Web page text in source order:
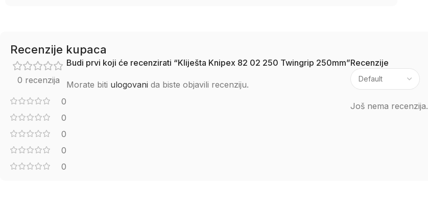
Recenzije kupaca
0 recenzija
0
0
0
0
0
Recenzije
Još nema recenzija.
Budi prvi koji će recenzirati “Kliješta Knipex 82 02 250 Twingrip 250mm”
Morate biti ulogovani da biste objavili recenziju.